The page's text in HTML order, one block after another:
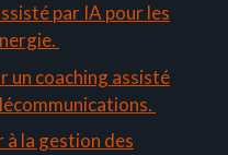
par IA pour les
un coaching assisté
à la gestion des